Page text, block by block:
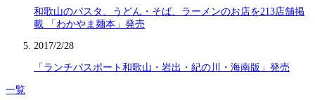
和歌山のパスタ、うどん・そば、ラーメンのお店を213店舗掲
載 「わかやま麺本」発売
2017/2/28
「ランチパスポート和歌山・岩出・紀の川・海南版」発売
一覧